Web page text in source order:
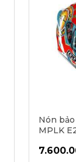
Nón bảo
MPLK